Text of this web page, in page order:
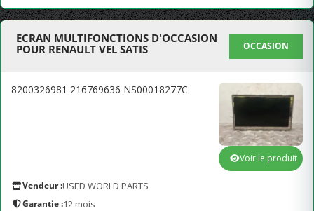
ECRAN MULTIFONCTIONS D'OCCASION
POUR RENAULT VEL SATIS
OCCASION
8200326981 216769636 NS00018277C
Vendeur :USED WORLD PARTS
Garantie :12 mois
Voir le produit